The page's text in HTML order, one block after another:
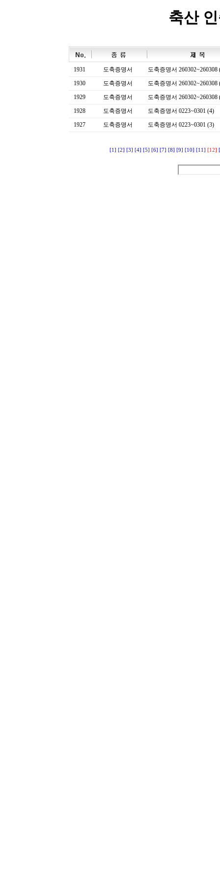
축산
1931 도축증명서
도축증명서 260302~260308
1930
도축증명서
도축증명서 260302~260308
1929
도축증명서
도축증명서 260302~260308
1928
도축증명서
도축증명서 0223~0301 (4)
1927
도축증명서 도축증명서 0223~0301 (3)
[1] [2] [3] [4] [5] [6] [7] [8] [9] [10] [11] [12]